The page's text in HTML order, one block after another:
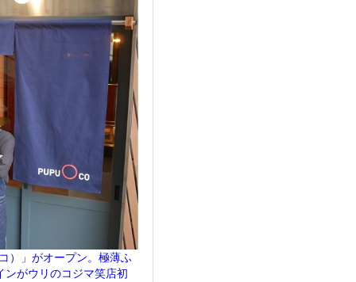
）」がオープン。極薄ふ
ンがウリのコジマ笑店初